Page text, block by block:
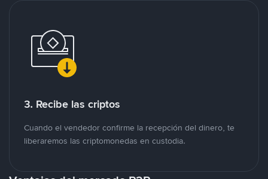
3. Recibe las criptos
Cuando el vendedor confirme la recepción del dinero, te
liberaremos las criptomonedas en custodia.